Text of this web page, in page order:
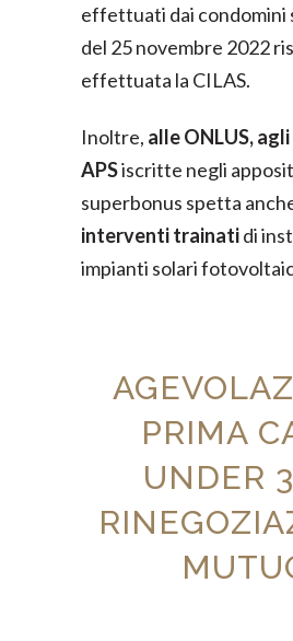
effettuati dai condomini
del 25 novembre 2022
effettuata la CILAS.
Inoltre, alle ONLUS,
APSiscritte negli
superbonus spetta
interventi trainatidi
impianti solari
PRIMA
UNDER